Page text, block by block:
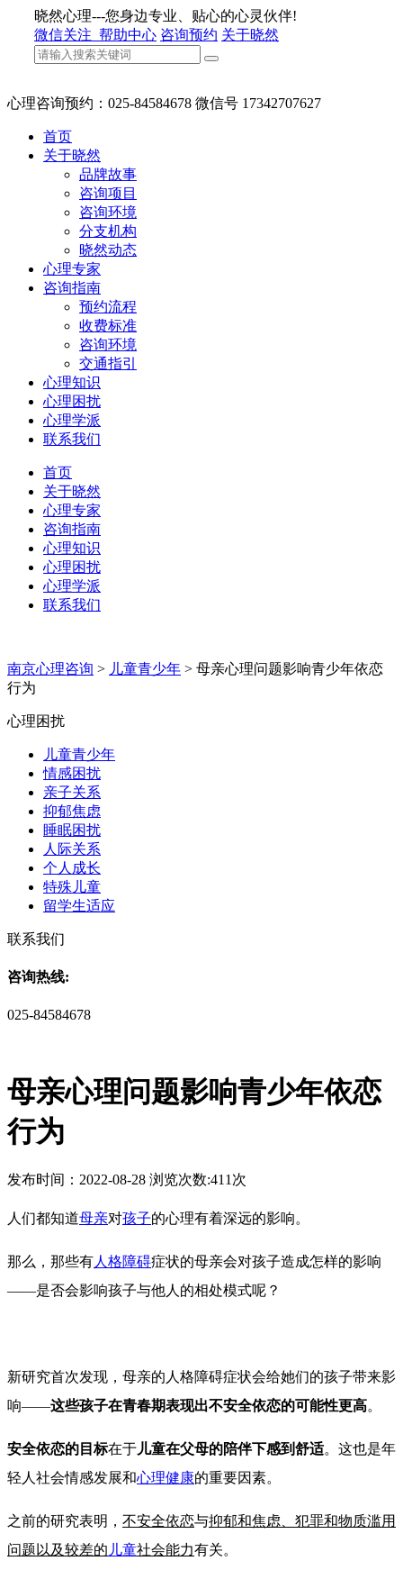
晓然心理---您身边专业、贴心的心灵伙伴!
微信关注 帮助中心 咨询预约 关于晓然
心理咨询预约：025-84584678 微信号 17342707627
首页
关于晓然
品牌故事
咨询项目
咨询环境
分支机构
晓然动态
心理专家
咨询指南
预约流程
收费标准
咨询环境
交通指引
心理知识
心理困扰
心理学派
联系我们
首页
关于晓然
心理专家
咨询指南
心理知识
心理困扰
心理学派
联系我们
南京心理咨询 > 儿童青少年 > 母亲心理问题影响青少年依恋
行为
心理困扰
儿童青少年
情感困扰
亲子关系
抑郁焦虑
睡眠困扰
人际关系
个人成长
特殊儿童
留学生适应
联系我们
咨询热线:
025-84584678
母亲心理问题影响青少年依恋
行为
发布时间：2022-08-28 浏览次数:411次
人们都知道母亲对孩子的心理有着深远的影响。
那么，那些有人格障碍症状的母亲会对孩子造成怎样的影响
——是否会影响孩子与他人的相处模式呢？
新研究首次发现，母亲的人格障碍症状会给她们的孩子带来影
响——这些孩子在青春期表现出不安全依恋的可能性更高。
安全依恋的目标在于儿童在父母的陪伴下感到舒适。这也是年
轻人社会情感发展和心理健康的重要因素。
之前的研究表明， 不安全依恋与抑郁和焦虑、犯罪和物质滥用
问题以及较差的 儿童社会能力有关。